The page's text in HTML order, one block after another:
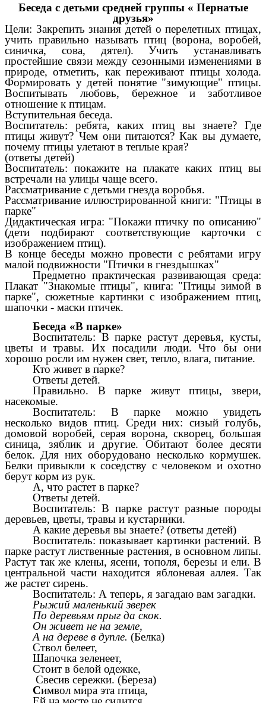
Беседа с детьми средней группы « Пернатые
друзья»
Цели: Закрепить знания детей о перелетных птицах,
учить правильно называть птиц (ворона, воробей,
синичка, сова, дятел). Учить устанавливать
простейшие связи между сезонными изменениями в
природе, отметить, как переживают птицы холода.
Формировать у детей понятие "зимующие" птицы.
Воспитывать любовь, бережное и заботливое
отношение к птицам.
Вступительная беседа.
Воспитатель: ребята, каких птиц вы знаете? Где
птицы живут? Чем они питаются? Как вы думаете,
почему птицы улетают в теплые края?
(ответы детей)
Воспитатель: покажите на плакате каких птиц вы
встречали на улицы чаще всего.
Рассматривание с детьми гнезда воробья.
Рассматривание иллюстрированной книги: "Птицы в
парке"
Дидактическая игра: "Покажи птичку по описанию"
(дети подбирают соответствующие карточки с
изображением птиц).
В конце беседы можно провести с ребятами игру
малой подвижности "Птички в гнездышках"
Предметно практическая развивающая среда:
Плакат "Знакомые птицы", книга: "Птицы зимой в
парке", сюжетные картинки с изображением птиц,
шапочки - маски птичек.
Беседа «В парке»
Воспитатель: В парке растут деревья, кусты,
цветы и травы. Их посадили люди. Что бы они
хорошо росли им нужен свет, тепло, влага, питание.
Кто живет в парке?
Ответы детей.
Правильно. В парке живут птицы, звери,
насекомые.
Воспитатель: В парке можно увидеть
несколько видов птиц. Среди них: сизый голубь,
домовой воробей, серая ворона, скворец, большая
синица, зяблик и другие. Обитают более десяти
белок. Для них оборудовано несколько кормушек.
Белки привыкли к соседству с человеком и охотно
берут корм из рук.
А, что растет в парке?
Ответы детей.
Воспитатель: В парке растут разные породы
деревьев, цветы, травы и кустарники.
А какие деревья вы знаете? (ответы детей)
Воспитатель: показывает картинки растений. В
парке растут лиственные растения, в основном липы.
Растут так же клены, ясени, тополя, березы и ели. В
центральной части находится яблоневая аллея. Так
же растет сирень.
Воспитатель: А теперь, я загадаю вам загадки.
Рыжий маленький зверек
По деревьям прыг да скок.
Он живет не на земле,
А на дереве в дупле.(Белка)
Ствол белеет,
Шапочка зеленеет,
Стоит в белой одежке,
Свесив сережки. (Береза)
Символ мира эта птица,